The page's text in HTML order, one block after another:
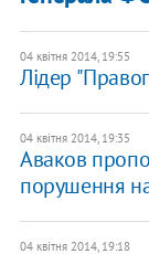
04 квітня 2014, 19:55
Лідер
04 квітня 2014, 19:35
Аваков
порушення
04 квітня 2014, 19:18